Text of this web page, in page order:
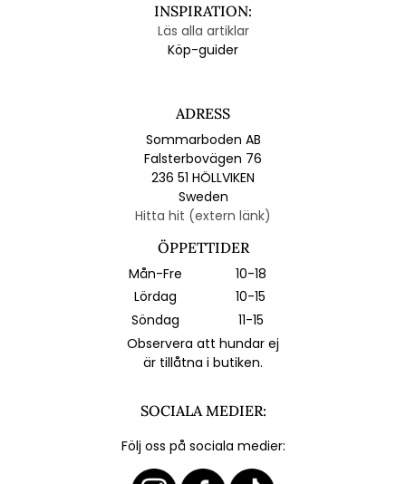
INSPIRATION:
Läs alla artiklar
Köp-guider
ADRESS
Sommarboden AB
Falsterbovägen 76
236 51 HÖLLVIKEN
Sweden
Hitta hit (extern länk)
ÖPPETTIDER
Mån-Fre
10-18
Lördag
10-15
Söndag
11-15
Observera att hundar ej
är tillåtna i butiken.
SOCIALA MEDIER:
Följ oss på sociala medier: